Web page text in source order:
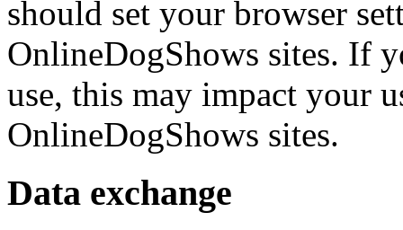
should set your browser
OnlineDogShows sites. If
use, this may impact your
OnlineDogShows sites.
Data exchange